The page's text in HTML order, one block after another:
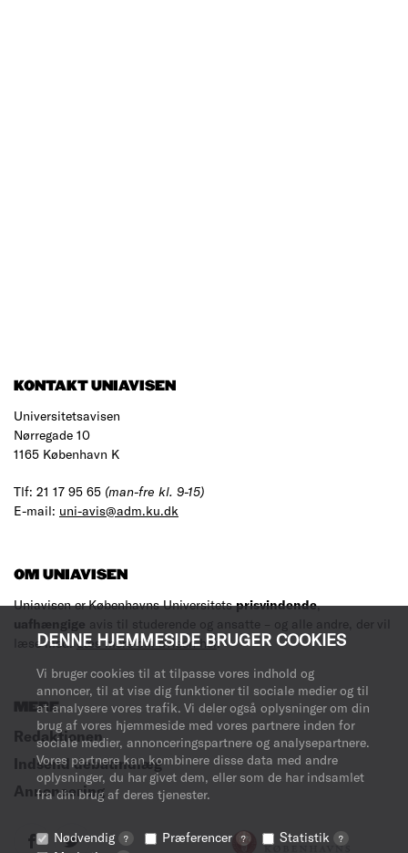
DENNE HJEMMESIDE BRUGER COOKIES
Vi bruger cookies til at tilpasse vores indhold og
annoncer, til at vise dig funktioner til sociale medier og til
at analysere vores trafik. Vi deler også oplysninger om din
brug af vores hjemmeside med vores partnere inden for
sociale medier, annonceringspartnere og analysepartnere.
Vores partnere kan kombinere disse data med andre
oplysninger, du har givet dem, eller som de har indsamlet
fra din brug af deres tjenester.
Nødvendig ? Præferencer ? Statistik ?
KONTAKT UNIAVISEN
Universitetsavisen
Nørregade 10
1165 København K
Tlf: 21 17 95 65 (man-fre kl. 9-15)
E-mail: uni-avis@adm.ku.dk
OM UNIAVISEN
Uniavisen er Københavns Universitetsprisvindende,
uafhængige avis til studerende og ansatte – og alle andre, der vil
læse med.Læs mere om avisen her.
MERE
Redaktionen
Indsend debatindlæg
Annoncering